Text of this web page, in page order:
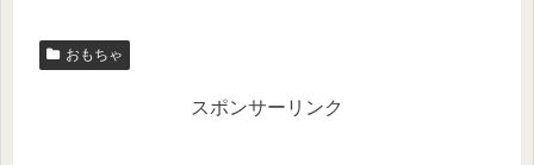
おもちゃ
スポンサーリンク